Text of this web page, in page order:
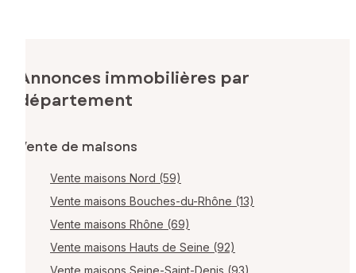
Annonces immobilières par
département
Vente de maisons
Vente maisons Nord (59)
Vente maisons Bouches-du-Rhône (13)
Vente maisons Rhône (69)
Vente maisons Hauts de Seine (92)